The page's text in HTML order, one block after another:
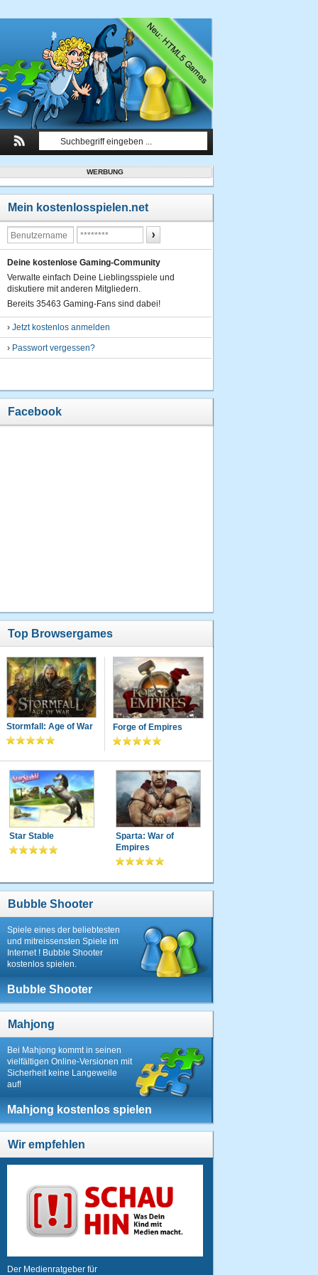
WERBUNG
Mein kostenlosspielen.net
Deine kostenlose Gaming-Community
Verwalte einfach Deine Lieblingsspiele und
diskutiere mit anderen Mitgliedern.
Bereits 35463 Gaming-Fans sind dabei!
› Jetzt kostenlos anmelden
› Passwort vergessen?
Facebook
Top Browsergames
Stormfall: Age of War Forge of Empires
Star Stable
Sparta: War of
Empires
Bubble Shooter
Spiele eines der beliebtesten
und mitreissensten Spiele im
Internet ! Bubble Shooter
kostenlos spielen.
Bubble Shooter
Mahjong
Bei Mahjong kommt in seinen
vielfältigen Online-Versionen mit
Sicherheit keine Langeweile
auf!
Mahjong kostenlos spielen
Wir empfehlen
Der Medienratgeber für